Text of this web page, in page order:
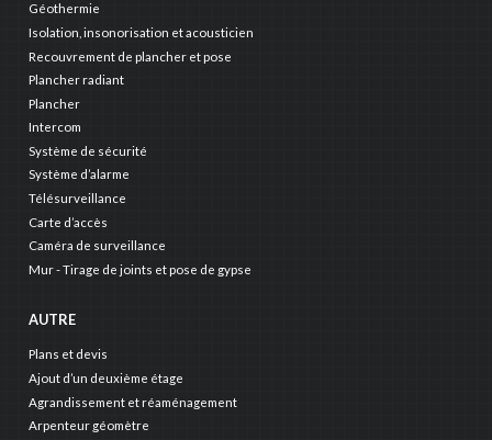
Géothermie
Isolation, insonorisation et acousticien
Recouvrement de plancher et pose
Plancher radiant
Plancher
Intercom
Système de sécurité
Système d’alarme
Télésurveillance
Carte d’accès
Caméra de surveillance
Mur - Tirage de joints et pose de gypse
AUTRE
Plans et devis
Ajout d’un deuxième étage
Agrandissement et réaménagement
Arpenteur géomètre